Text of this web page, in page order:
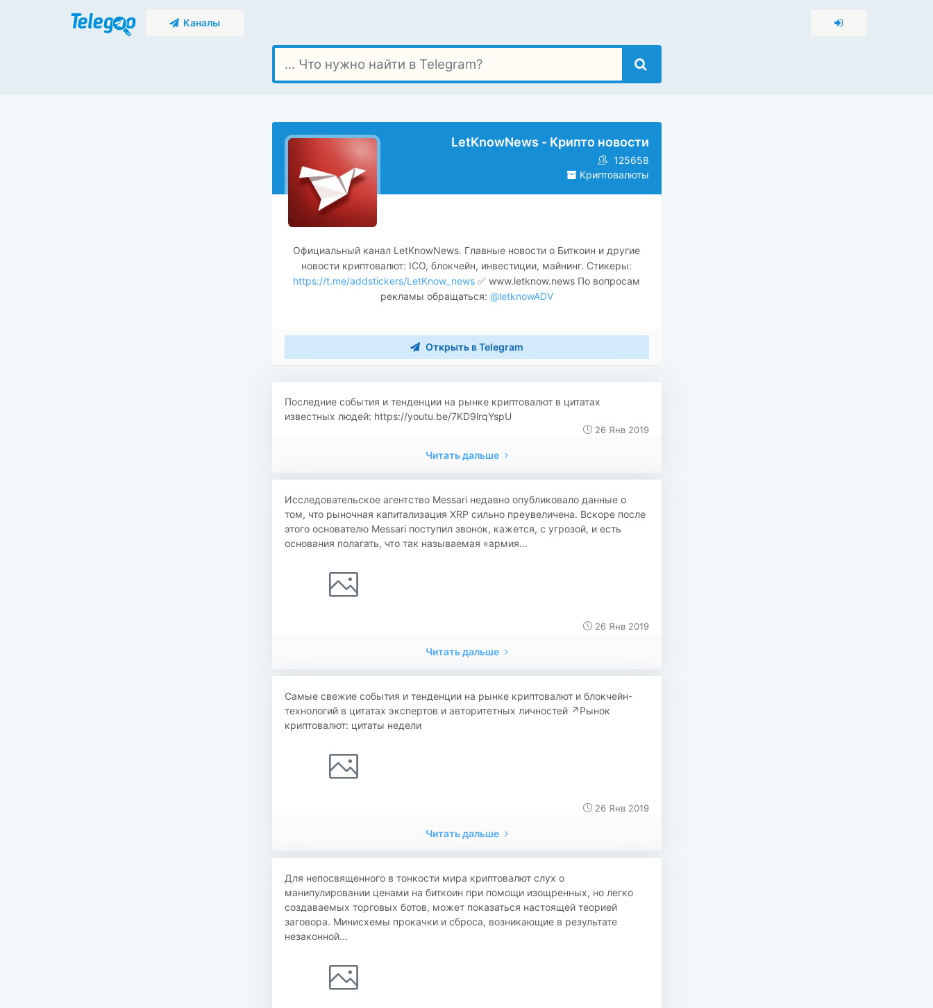
Каналы
LetKnowNews - Крипто новости
125658
Криптовалюты
Официальный канал LetKnowNews. Главные новости о Биткоин и другие
новости криптовалют: ICO, блокчейн, инвестиции, майнинг. Стикеры:
https://t.me/addstickers/LetKnow_news ✅ www.letknow.news По вопросам
рекламы обращаться: @letknowADV
Открыть в Telegram
Последние события и тенденции на рынке криптовалют в цитатах
известных людей: https://youtu.be/7KD9lrqYspU
26 Янв 2019
Читать дальше
Исследовательское агентство Messari недавно опубликовало данные о
том, что рыночная капитализация XRP сильно преувеличена. Вскоре после
этого основателю Messari поступил звонок, кажется, с угрозой, и есть
основания полагать, что так называемая «армия...
26 Янв 2019
Читать дальше
Самые свежие события и тенденции на рынке криптовалют и блокчейн-
технологий в цитатах экспертов и авторитетных личностей ↗️Рынок
криптовалют: цитаты недели
26 Янв 2019
Читать дальше
Для непосвященного в тонкости мира криптовалют слух о
манипулировании ценами на биткоин при помощи изощренных, но легко
создаваемых торговых ботов, может показаться настоящей теорией
заговора. Минисхемы прокачки и сброса, возникающие в результате
незаконной...